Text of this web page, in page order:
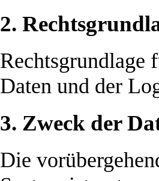
2.
Rechtsgrundlage
Daten und der
3. Zweck der
Die